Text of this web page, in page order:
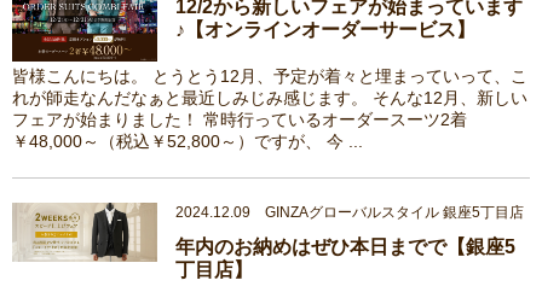
12/2から新しいフェアが始まっています
♪【オンラインオーダーサービス】
皆様こんにちは。 とうとう12月、予定が着々と埋まっていって、こ
れが師走なんだなぁと最近しみじみ感じます。 そんな12月、新しい
フェアが始まりました！ 常時行っているオーダースーツ2着
￥48,000～（税込￥52,800～）ですが、 今 ...
2024.12.09 GINZAグローバルスタイル 銀座5丁目店
年内のお納めはぜひ本日までで【銀座5
丁目店】